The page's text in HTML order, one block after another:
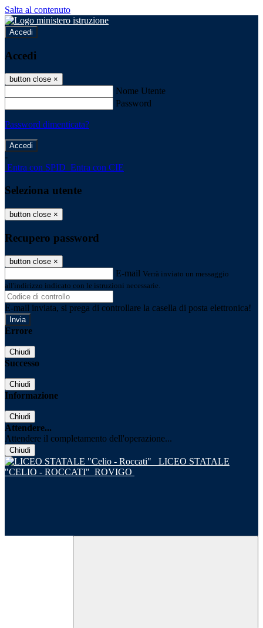
Salta al contenuto
Accedi
Accedi
button close ×
Nome Utente
Password
Password dimenticata?
-
Entra con SPID Entra con CIE
Seleziona utente
button close ×
Recupero password
button close ×
E-mail Verrà inviato un messaggio
all'indirizzo indicato con le istruzioni necessarie.
E-mail inviata, si prega di controllare la casella di posta elettronica!
Errore
Chiudi
Successo
Chiudi
Informazione
Chiudi
Attendere...
Attendere il completamento dell'operazione...
Chiudi
LICEO STATALE
"CELIO - ROCCATI" ROVIGO